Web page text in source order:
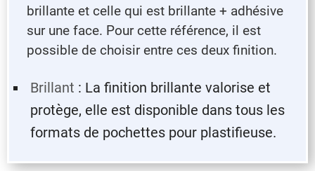
brillante et celle qui est brillante + adhésive
sur une face. Pour cette référence, il est
possible de choisir entre ces deux finition.
Brillant : La finition brillante valorise et
protège, elle est disponible dans tous les
formats de pochettes pour plastifieuse.